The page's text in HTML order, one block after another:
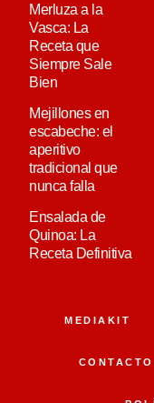
Merluza a la
Vasca: La
Receta que
Siempre Sale
Bien
Mejillones en
escabeche: el
aperitivo
tradicional que
nunca falla
Ensalada de
Quinoa: La
Receta Definitiva
MEDIAKIT
CONTACTO